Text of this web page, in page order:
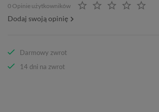
0 Opinie użytkowników
Dodaj swoją opinię
Darmowy zwrot
14 dni na zwrot